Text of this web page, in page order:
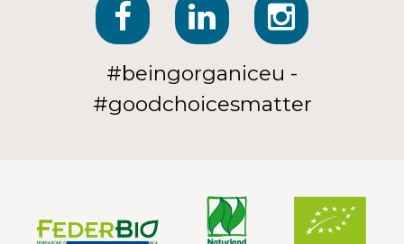
#beingorganiceu -
#goodchoicesmatter